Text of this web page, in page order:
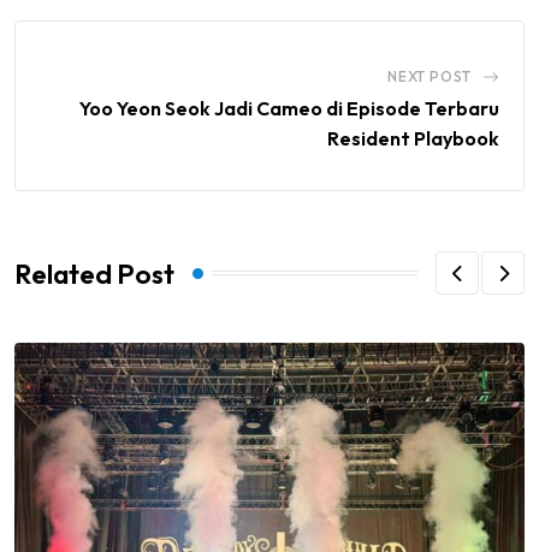
NEXT POST
Yoo Yeon Seok Jadi Cameo di Episode Terbaru
Resident Playbook
Related Post